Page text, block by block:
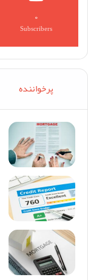
۰
Subscribers
پرخواننده